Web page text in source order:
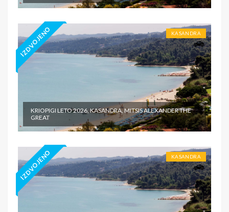
IZDVOJENO KASANDRA
KRIOPIGI LETO 2026, KASANDRA, MITSIS ALEXANDER THE
GREAT
IZDVOJENO KASANDRA